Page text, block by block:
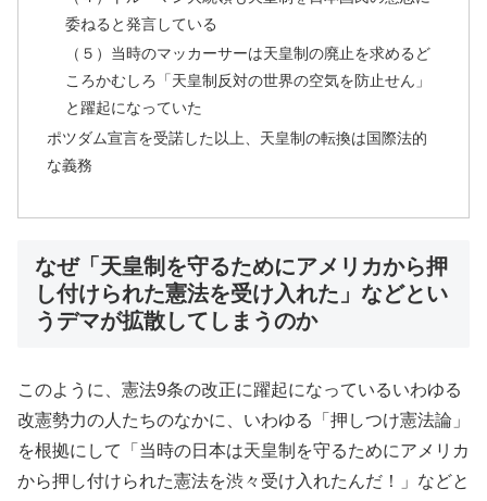
委ねると発言している
（５）当時のマッカーサーは天皇制の廃止を求めるど
ころかむしろ「天皇制反対の世界の空気を防止せん」
と躍起になっていた
ポツダム宣言を受諾した以上、天皇制の転換は国際法的
な義務
なぜ「天皇制を守るためにアメリカから押
し付けられた憲法を受け入れた」などとい
うデマが拡散してしまうのか
このように、憲法9条の改正に躍起になっているいわゆる
改憲勢力の人たちのなかに、いわゆる「押しつけ憲法論」
を根拠にして「当時の日本は天皇制を守るためにアメリカ
から押し付けられた憲法を渋々受け入れたんだ！」などと